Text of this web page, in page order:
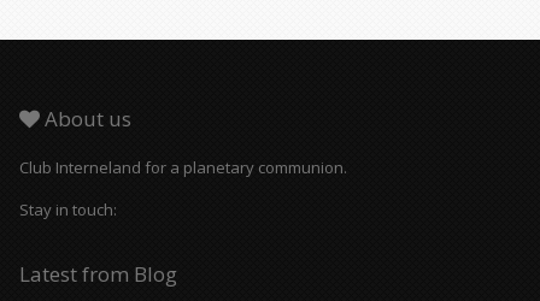
About us
Club Interneland for a planetary communion.
Stay in touch:
Latest from Blog